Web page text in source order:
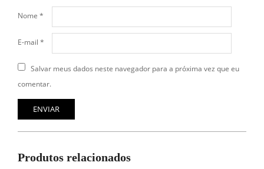
Nome *
E-mail *
Salvar meus dados neste navegador para a próxima vez que eu
comentar.
Produtos relacionados